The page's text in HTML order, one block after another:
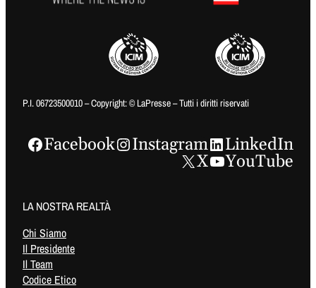
P.I. 06723500010 – Copyright: © LaPresse – Tutti i diritti riservati
Facebook Instagram
LinkedIn
X
YouTube
LA NOSTRA REALTÀ
Chi Siamo
Il Presidente
Il Team
Codice Etico